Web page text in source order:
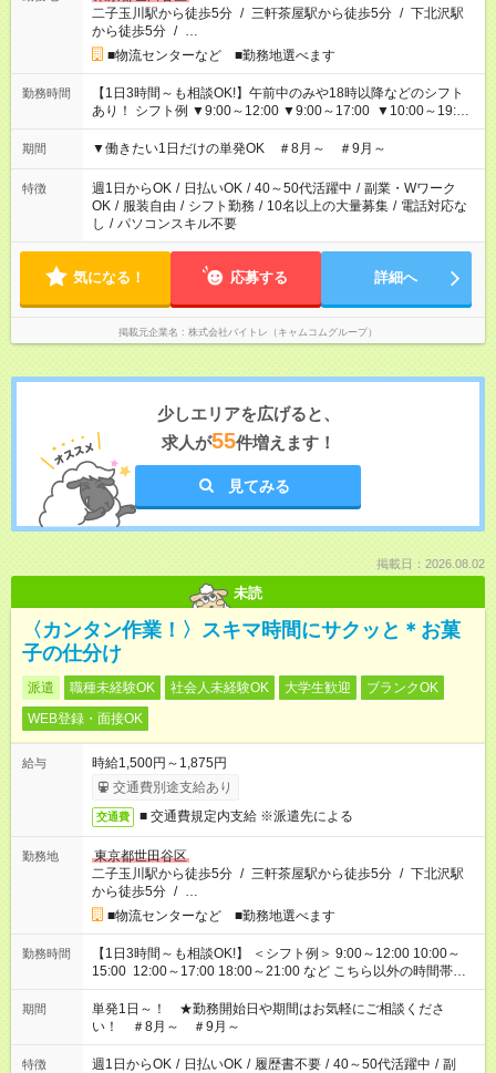
二子玉川駅から徒歩5分 / 三軒茶屋駅から徒歩5分 / 下北沢駅
から徒歩5分 / …
■物流センターなど ■勤務地選べます
勤務時間
【1日3時間～も相談OK!】午前中のみや18時以降などのシフト
あり！ シフト例 ▼9:00～12:00 ▼9:00～17:00 ▼10:00～19:00
▼18:00～21:00
期間 ▼働きたい1日だけの単発OK ＃8月～ ＃9月～
特徴 週1日からOK / 日払いOK / 40～50代活躍中 / 副業・Wワーク
OK / 服装自由 / シフト勤務 / 10名以上の大量募集 / 電話対応な
し / パソコンスキル不要
気になる！ 応募する 詳細へ
掲載元企業名 株式会社バイトレ（キャムコムグループ）
少しエリアを広げると、
求人が55件増えます！
見てみる
掲載日：2026.08.02
未読
〈カンタン作業！〉スキマ時間にサクッと＊お菓
子の仕分け
派遣 職種未経験OK 社会人未経験OK 大学生歓迎
ブランクOK
WEB登録・面接OK
給与
時給1,500円～1,875円
交通費別途支給あり
交通費 ■ 交通費規定内支給 ※派遣先による
勤務地
東京都世田谷区
二子玉川駅から徒歩5分 / 三軒茶屋駅から徒歩5分 / 下北沢駅
から徒歩5分 / …
■物流センターなど ■勤務地選べます
勤務時間
【1日3時間～も相談OK!】 ＜シフト例＞ 9:00～12:00 10:00～
15:00 12:00～17:00 18:00～21:00 など こちら以外の時間帯も
お気軽にご相談ください！
期間
単発1日～！ ★勤務開始日や期間はお気軽にご相談くださ
い！ ＃8月～ ＃9月～
特徴 週1日からOK / 日払いOK / 履歴書不要 / 40～50代活躍中 / 副